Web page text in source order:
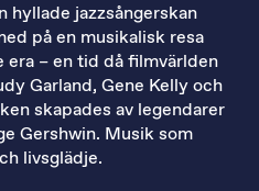
hyllade jazzsångerskan
på en musikalisk resa
era – en tid då filmvärlden
Garland, Gene Kelly och
skapades av legendarer
Gershwin. Musik som
livsglädje.